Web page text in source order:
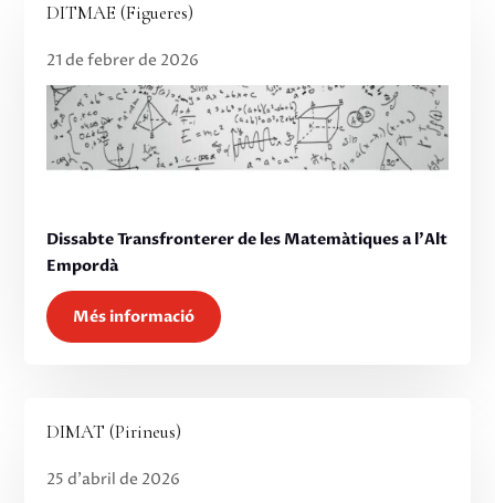
DITMAE (Figueres)
21 de febrer de 2026
Dissabte Transfronterer de les Matemàtiques a l’Alt
Empordà
Més informació
DIMAT (Pirineus)
25 d’abril de 2026